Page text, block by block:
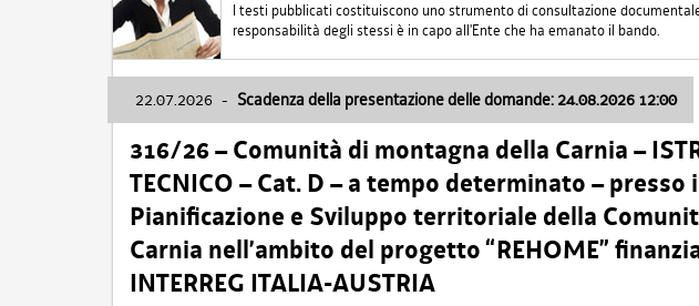
I testi pubblicati costituiscono uno strumento di consultazione
responsabilità degli stessi è in capo all'Ente che ha emanato il bando.
22.07.2026 - Scadenza della presentazione delle domande: 24.08.2026 12:00
316/26 – Comunità di montagna della Carnia –
TECNICO – Cat. D – a tempo determinato – presso
Pianificazione e Sviluppo territoriale della
Carnia nell’ambito del progetto “REHOME”
INTERREG ITALIA-AUSTRIA